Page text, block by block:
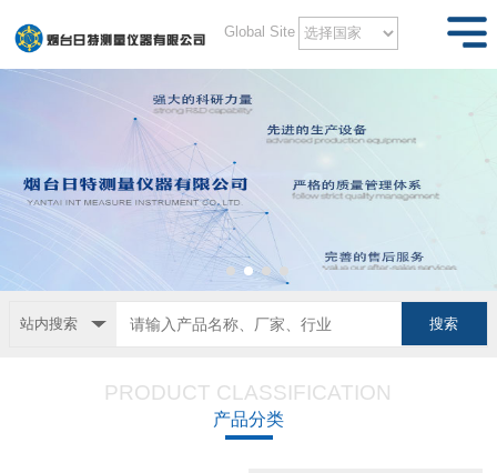
Global Site
站内搜索
PRODUCT CLASSIFICATION
产品分类